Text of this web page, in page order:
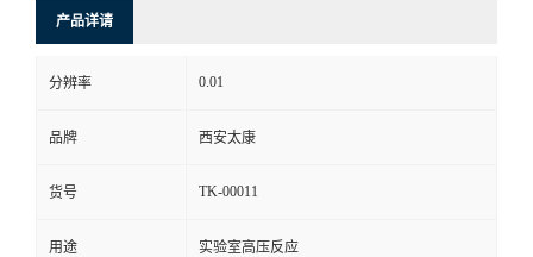
产品详请
分辨率 0.01
品牌 西安太康
货号 TK-00011
用途 实验室高压反应